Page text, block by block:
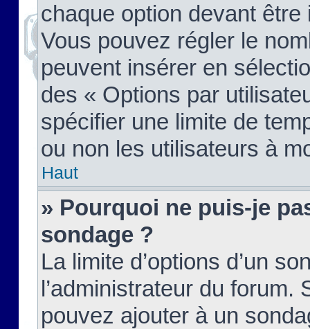
chaque option devant
Vous pouvez régler le
peuvent insérer en
des « Options par
spécifier une limite de
ou non les utilisateurs à
Haut
» Pourquoi ne puis-je
sondage ?
La limite d’options d’un
l’administrateur du forum.
pouvez ajouter à un